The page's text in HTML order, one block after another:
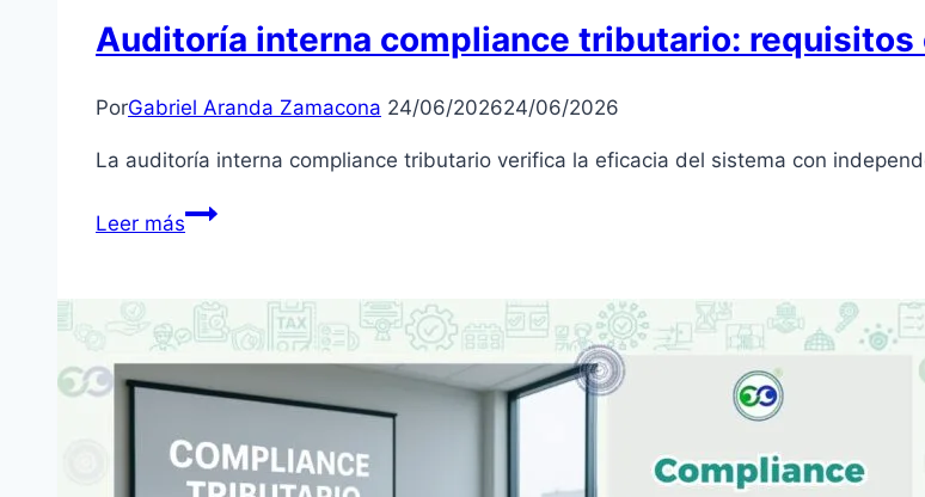
Auditoría interna compliance tributario: requisitos
PorGabriel Aranda Zamacona 24/06/202624/06/2026
La auditoría interna compliance tributario verifica la eficacia del sistema con
Leer másAuditoría
tributario:
requisitos